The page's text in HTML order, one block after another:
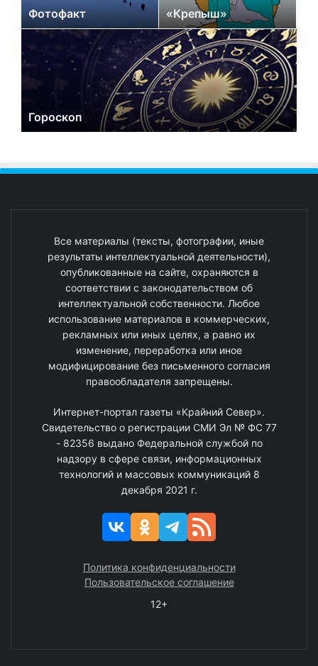
Фотофакт «Крепыш»
Гороскоп
Все материалы (тексты, фотографии, иные
результаты интеллектуальной деятельности),
опубликованные на сайте, охраняются в
соответствии с законодательством об
интеллектуальной собственности. Любое
использование материалов в коммерческих,
рекламных или иных целях, а равно их
изменение, переработка или иное
модифицирование без письменного согласия
правообладателя запрещены.
Интернет-портал газеты «Крайний Север».
Свидетельство о регистрации СМИ Эл № ФС 77
- 82356 выдано Федеральной службой по
надзору в сфере связи, информационных
технологий и массовых коммуникаций 8
декабря 2021 г.
Политика конфиденциальности
Пользовательское соглашение
12+